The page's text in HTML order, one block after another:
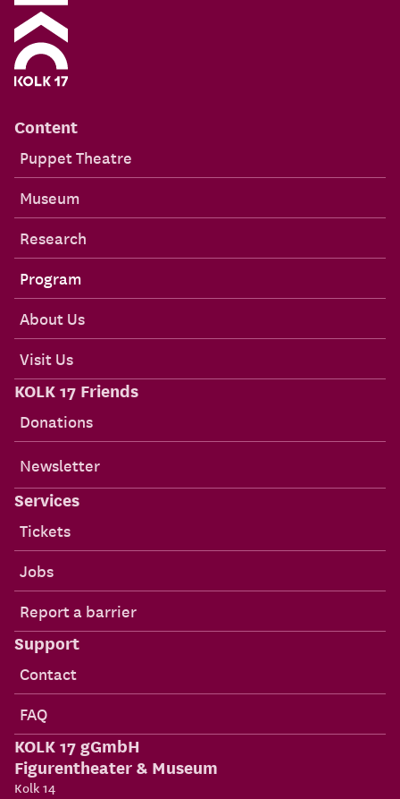
Content
Puppet Theatre
Museum
Research
Program
About Us
Visit Us
KOLK 17 Friends
Donations
Newsletter
Services
Tickets
Jobs
Report a barrier
Support
Contact
FAQ
KOLK 17 gGmbH
Figurentheater & Museum
Kolk 14